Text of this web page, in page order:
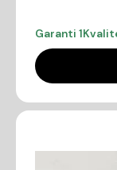
Garanti 1